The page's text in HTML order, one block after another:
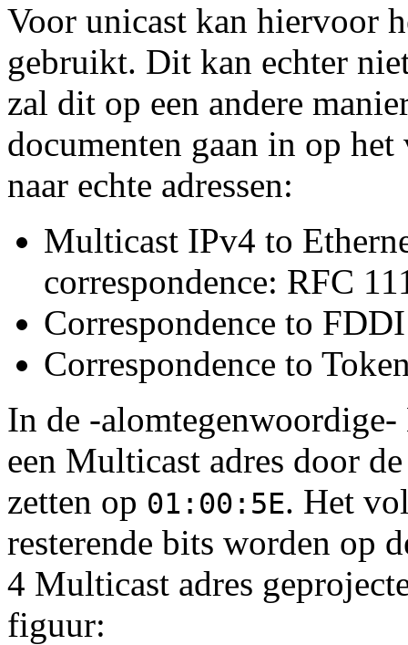
Voor unicast kan hiervoor
gebruikt. Dit kan echter
zal dit op een andere
documenten gaan in op
naar echte adressen:
Multicast IPv4 to
correspondence: RFC
Correspondence to
Correspondence to
In de -
een Multicast adres door
zetten op 01:00:5E. Het
resterende bits worden op
4 Multicast adres
figuur: